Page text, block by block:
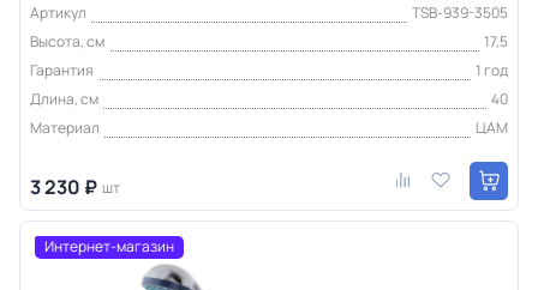
Артикул
TSB-939-3505
Высота, см
17,5
Гарантия
1 год
Длина, см
40
Материал
ЦАМ
3 230 ₽ шт
Интернет-магазин